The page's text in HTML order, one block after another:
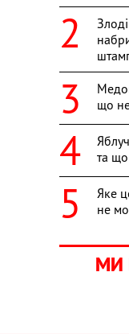
що
та
Яке
не
МИ